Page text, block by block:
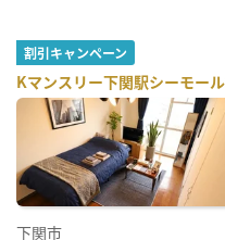
割引キャンペーン
Kマンスリー下関駅シーモー
下関市